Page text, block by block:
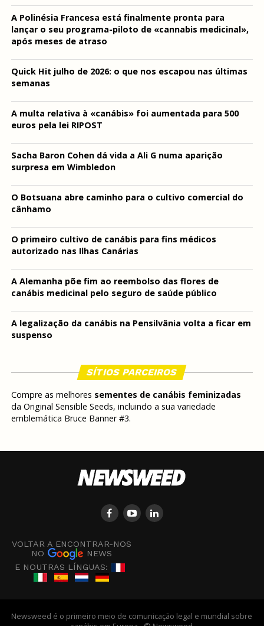
A Polinésia Francesa está finalmente pronta para
lançar o seu programa-piloto de «cannabis medicinal»,
após meses de atraso
Quick Hit julho de 2026: o que nos escapou nas últimas
semanas
A multa relativa à «canábis» foi aumentada para 500
euros pela lei RIPOST
Sacha Baron Cohen dá vida a Ali G numa aparição
surpresa em Wimbledon
O Botsuana abre caminho para o cultivo comercial do
cânhamo
O primeiro cultivo de canábis para fins médicos
autorizado nas Ilhas Canárias
A Alemanha põe fim ao reembolso das flores de
canábis medicinal pelo seguro de saúde público
A legalização da canábis na Pensilvânia volta a ficar em
suspenso
SÍTIOS PARCEIROS
Compre as melhores sementes de canábis feminizadas
da Original Sensible Seeds, incluindo a sua variedade
emblemática Bruce Banner #3.
VOLTAR A ENCONTRAR-NOS
NO
NEWS
E NOUTRAS LÍNGUAS:
Newsweed é o primeiro meio de comunicação legal e mundial sobre